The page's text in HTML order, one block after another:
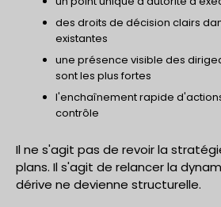
des droits de décision clairs
existantes
une présence visible des
sont les plus fortes
l'enchaînement rapide
contrôle
Il ne s'agit pas de revoir la
plans. Il s'agit de relancer la
dérive ne devienne structurelle.